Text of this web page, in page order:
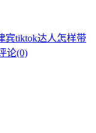
宾tiktok达人怎样带
论(0)